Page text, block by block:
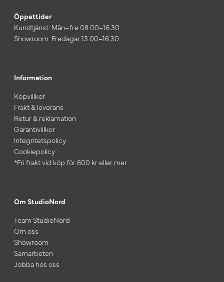
Öppettider
Kundtjänst: Mån–fre 08.00–16:30
Showroom: Fredagar 13.00–16:30
Information
Köpvillkor
Frakt & leverans
Retur & reklamation
Garantivillkor
Integritetspolicy
Cookiepolicy
*Fri frakt vid köp för 600 kr eller mer
Om StudioNord
Team StudioNord
Om oss
Showroom
Samarbeten
Jobba hos oss